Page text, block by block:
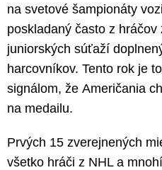
na svetové šampionáty
poskladaný často z hráčov
juniorských súťaží
harcovníkov. Tento rok je
signálom, že Američania
na medailu.
Prvých 15 zverejnených
všetko hráči z NHL a